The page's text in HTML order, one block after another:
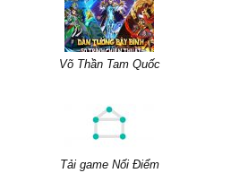
Võ Thần Tam Quốc
Tải game Nối Điểm